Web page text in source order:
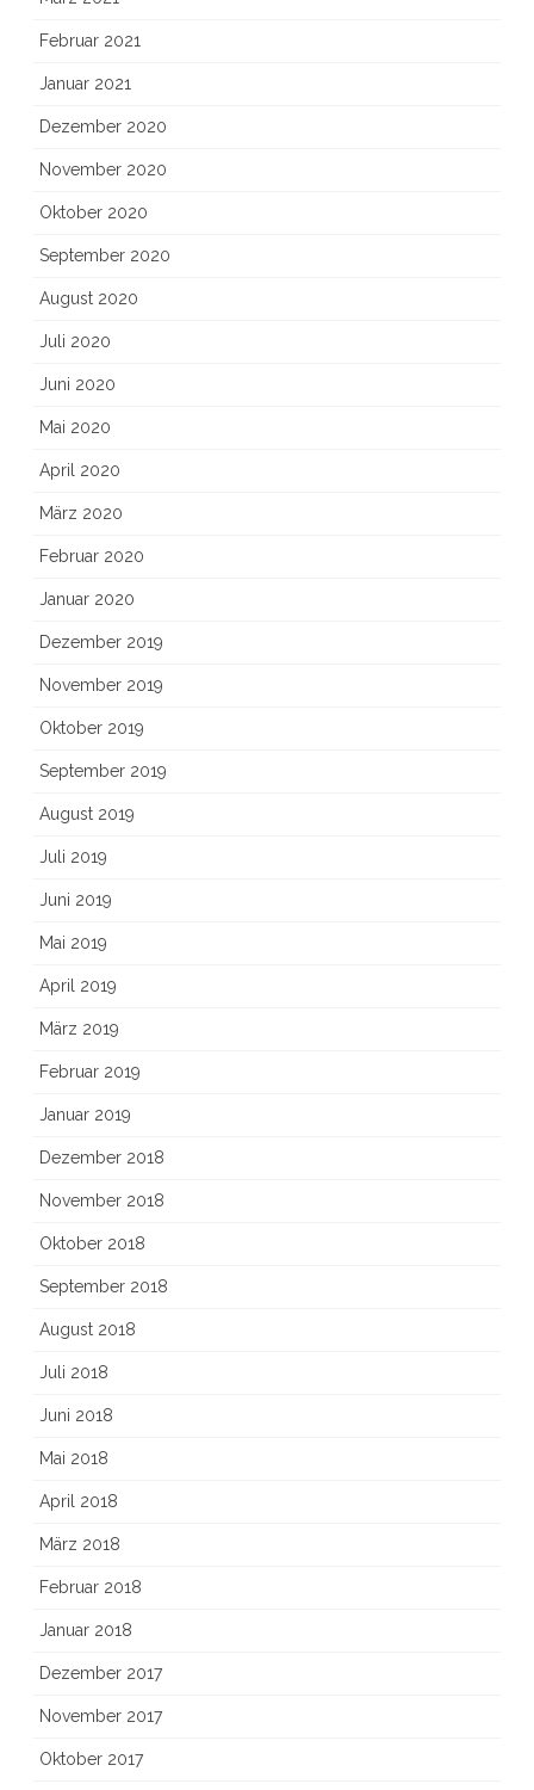
Februar 2021
Januar 2021
Dezember 2020
November 2020
Oktober 2020
September 2020
August 2020
Juli 2020
Juni 2020
Mai 2020
April 2020
März 2020
Februar 2020
Januar 2020
Dezember 2019
November 2019
Oktober 2019
September 2019
August 2019
Juli 2019
Juni 2019
Mai 2019
April 2019
März 2019
Februar 2019
Januar 2019
Dezember 2018
November 2018
Oktober 2018
September 2018
August 2018
Juli 2018
Juni 2018
Mai 2018
April 2018
März 2018
Februar 2018
Januar 2018
Dezember 2017
November 2017
Oktober 2017